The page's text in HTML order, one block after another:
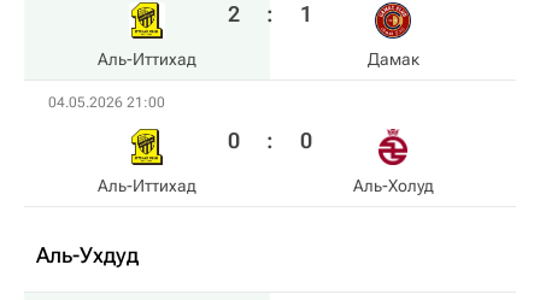
Аль-Иттихад
2 : 1
Дамак
04.05.2026 21:00
Аль-Иттихад
0 : 0
Аль-Холуд
Аль-Ухдуд